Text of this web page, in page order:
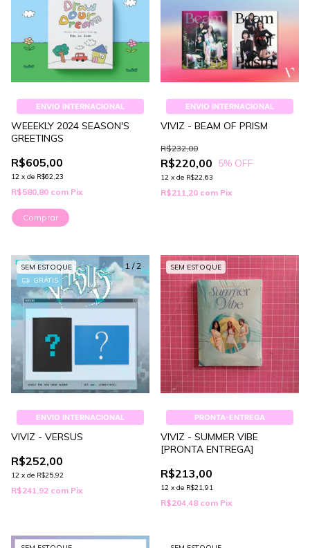
ENVIO INTERNACIONAL
WEEEKLY 2024 SEASON'S
GREETINGS
R$605,00
12 x de R$62,23
R$580,80 com Pix
ENVIO INTERNACIONAL
VIVIZ - BEAM OF PRISM
R$220,00
R$232,00
5% OFF
12 x de R$22,63
R$211,20 com Pix
1 / 2
SEM ESTOQUE
GRÁTIS
ENVIO INTERNACIONAL
VIVIZ - VERSUS
R$252,00
12 x de R$25,92
R$241,92 com Pix
SEM ESTOQUE
PRONTA-ENTREGA
VIVIZ - SUMMER VIBE
[PRONTA ENTREGA]
R$213,00
12 x de R$21,91
R$204,48 com Pix